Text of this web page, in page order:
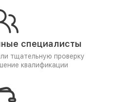
специалисты
тщательную проверку
квалификации